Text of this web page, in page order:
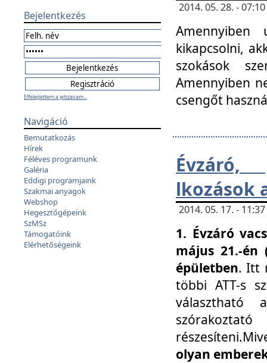
Bejelentkezés
Elfelejtettem a jelszavam...
Navigáció
Bemutatkozás
Hírek
Féléves programunk
Galéria
Eddigi programjaink
Szakmai anyagok
Webshop
Hegesztőgépeink
SzMSz
Támogatóink
Elérhetőségeink
2014. 05. 28. -
kikapcsolni,
szokások
Amennyiben
csengőt
Évzáró,
lkozások
2014. 05. 17. -
1. Évzáró
május 21.-én
épületben. Itt
többi ATT-s
választható
olyan